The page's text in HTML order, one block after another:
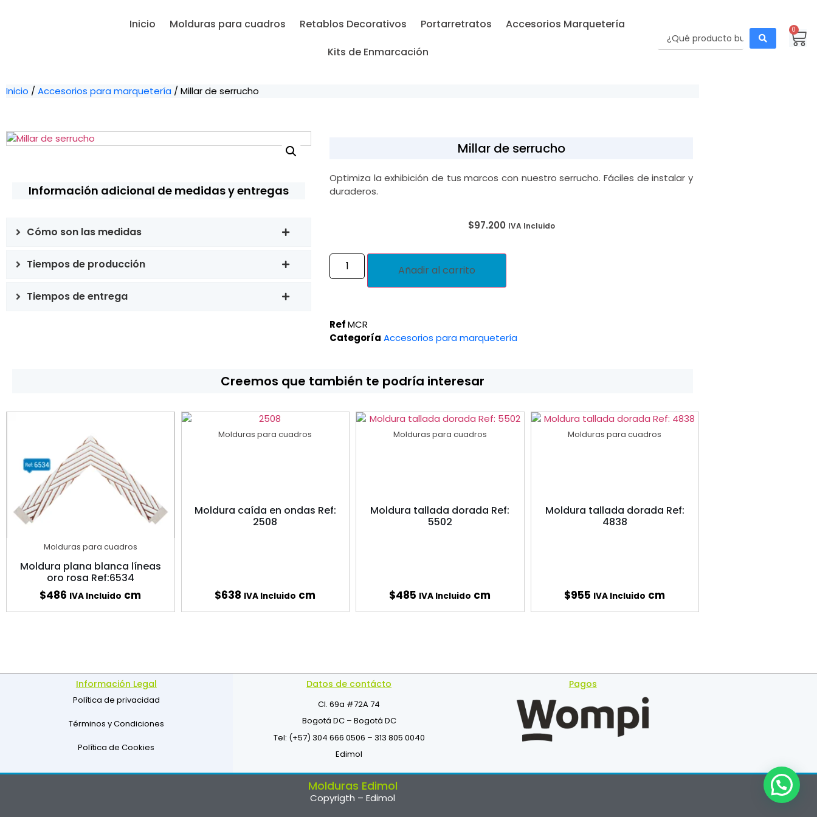
Inicio Molduras para cuadros Retablos Decorativos Portarretratos
Accesorios Marquetería
Kits de Enmarcación
0
Inicio / Accesorios para marquetería / Millar de serrucho
Información adicional de medidas y entregas
Cómo son las medidas
Tiempos de producción
Tiempos de entrega
Millar de serrucho
Optimiza la exhibición de tus marcos con nuestro serrucho. Fáciles de instalar y
duraderos.
$97.200 IVA Incluido
Añadir al carrito
RefMCR
Categoría Accesorios para marquetería
Creemos que también te podría interesar
Molduras para cuadros
Moldura plana blanca líneas
oro rosa Ref:6534
$486 IVA Incluido cm
Molduras para cuadros
Moldura caída en ondas Ref:
2508
$638 IVA Incluido cm
Molduras para cuadros
Moldura tallada dorada Ref:
5502
$485 IVA Incluido cm
Molduras para cuadros
Moldura tallada dorada Ref:
4838
$955 IVA Incluido cm
Información Legal
Política de privacidad
Términos y Condiciones
Política de Cookies
Datos de contácto
Cl. 69a #72A 74
Bogotá DC – Bogotá DC
Tel: (+57) 304 666 0506 – 313 805 0040
Edimol
Pagos
Molduras Edimol
Copyrigth – Edimol